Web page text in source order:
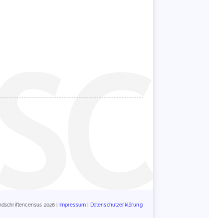
2026 | Impressum Datenschutzerklärung